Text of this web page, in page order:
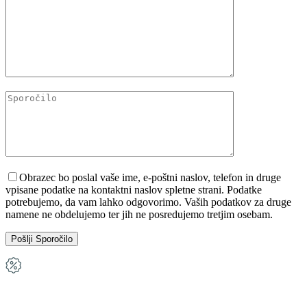
Obrazec bo poslal vaše ime, e-poštni naslov, telefon in druge
vpisane podatke na kontaktni naslov spletne strani. Podatke
potrebujemo, da vam lahko odgovorimo. Vaših podatkov za druge
namene ne obdelujemo ter jih ne posredujemo tretjim osebam.